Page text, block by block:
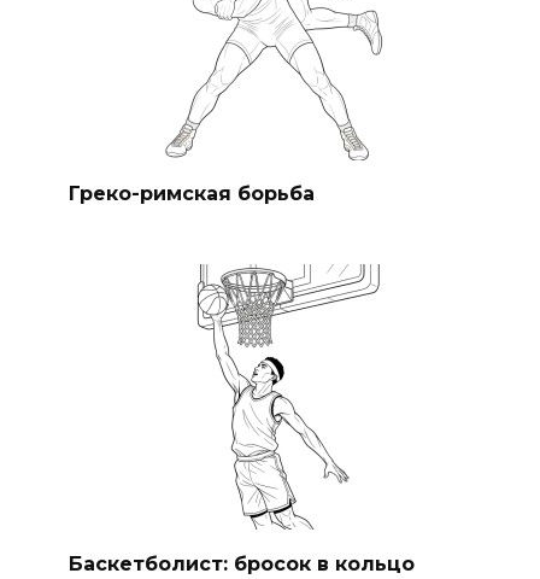
Греко-римская борьба
Баскетболист: бросок в кольцо